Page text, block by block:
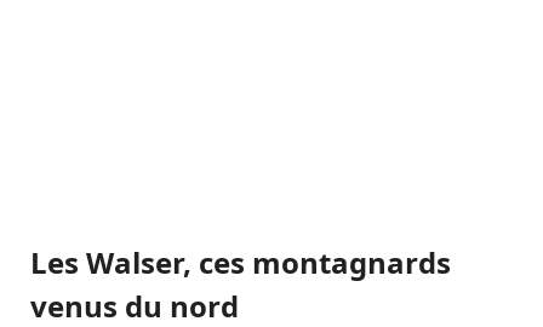
Les Walser, ces montagnards
venus du nord